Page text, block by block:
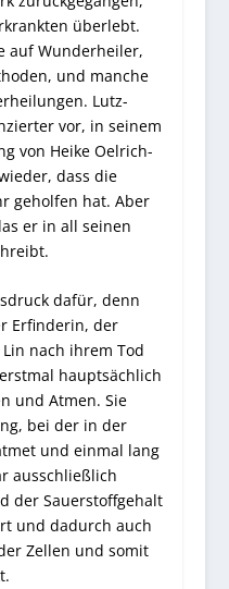
überlebt.
auf Wunderheiler,
und manche
Lutz-
vor, in seinem
von Heike Oelrich-
dass die
geholfen hat. Aber
er in all seinen
dafür, denn
Erfinderin, der
nach ihrem Tod
hauptsächlich
und Atmen. Sie
bei der in der
und einmal lang
ausschließlich
der Sauerstoffgehalt
und dadurch auch
Zellen und somit